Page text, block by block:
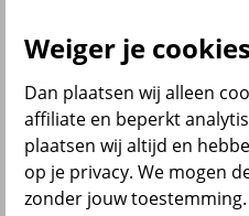
Weiger je
Dan plaatsen wij alleen
affiliate en beperkt
plaatsen wij altijd en
op je privacy. We mogen
zonder jouw toestemming.